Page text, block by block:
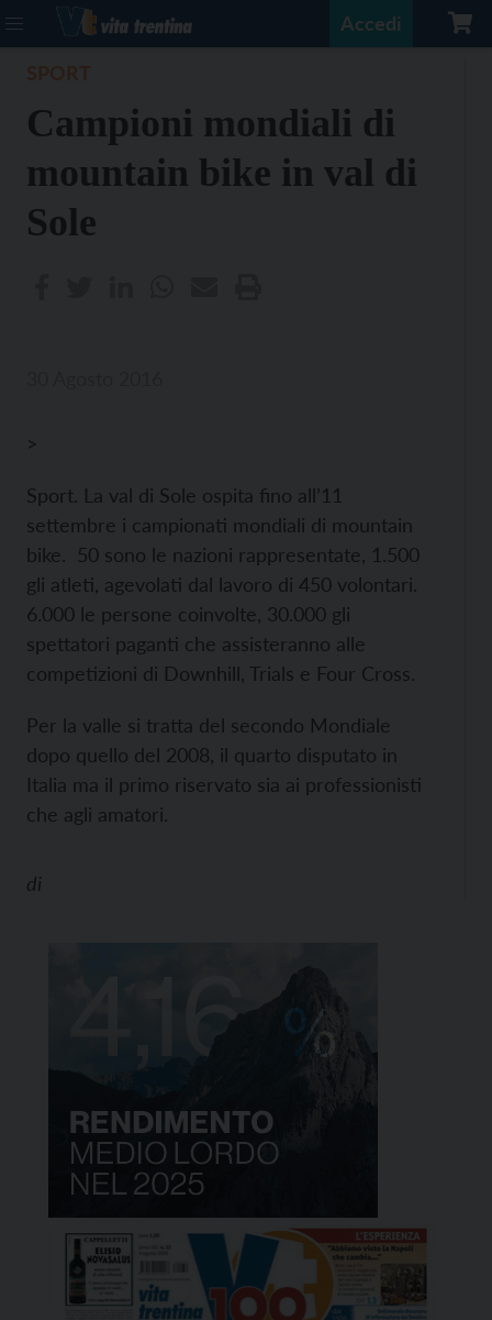
Accedi
Campioni mondiali di
mountain bike in val di
Sole
>
Sport. La val di Sole ospita fino all’11
settembre i campionati mondiali di mountain
bike. 50 sono le nazioni rappresentate, 1.500
gli atleti, agevolati dal lavoro di 450 volontari.
6.000 le persone coinvolte, 30.000 gli
spettatori paganti che assisteranno alle
competizioni di Downhill, Trials e Four Cross.
Per la valle si tratta del secondo Mondiale
dopo quello del 2008, il quarto disputato in
Italia ma il primo riservato sia ai professionisti
che agli amatori.
di